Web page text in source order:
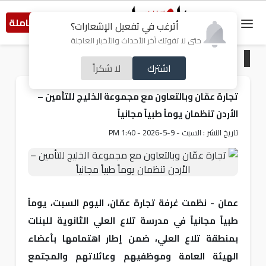
أترغب في تفعيل الإشعارات؟
حتى لا تفوتك آخر الأحداث والأخبار العاجلة
اشترك لا شكراً
النسخة الكاملة
أردنيات
تجارة عمّان وبالتعاون مع مجموعة الخليج للتأمين –
الأردن تنظمان يوماً طبياً مجانياً
تاريخ النشر : السبت - 9-5-2026 - 1:40 PM
عمان - نظمت غرفة تجارة عمّان، اليوم السبت، يوماً
طبياً مجانياً في مدرسة تلاع العلي الثانوية للبنات
بمنطقة تلاع العلي، ضمن إطار اهتمامها بأعضاء
الهيئة العامة وموظفيهم وعائلاتهم والمجتمع